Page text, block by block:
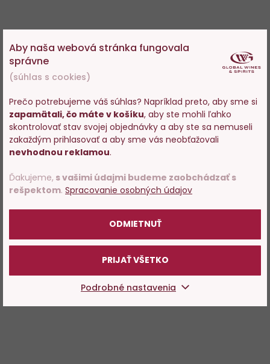
Aby naša webová stránka fungovala
správne
(súhlas s cookies)
Prečo potrebujeme váš súhlas? Napríklad preto, aby sme si
zapamätali, čo máte v košíku, aby ste mohli ľahko
skontrolovať stav svojej objednávky a aby ste sa nemuseli
zakaždým prihlasovať a aby sme vás neobťažovali
nevhodnou reklamou.
Ďakujeme, s vašimi údajmi budeme zaobchádzať s
rešpektom. Spracovanie osobných údajov
ODMIETNUŤ
PRIJAŤ VŠETKO
Podrobné nastavenia
Vstupujete na stránky s
predajom alkoholu. Prosím
potvrďte, že Vám už bolo 18